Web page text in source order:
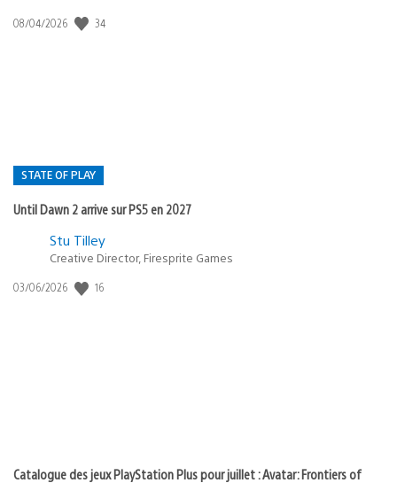
Date
08/04/2026 34
STATE OF PLAY
Until Dawn 2 arrive sur PS5 en 2027
Postée
:
Stu Tilley
Creative Director, Firesprite Games
Date
03/06/2026 16
Catalogue des jeux PlayStation Plus pour juillet : Avatar: Frontiers of